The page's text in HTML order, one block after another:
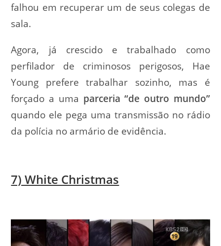
falhou em recuperar um de seus colegas de
sala.
Agora, já crescido e trabalhado como
perfilador de criminosos perigosos, Hae
Young prefere trabalhar sozinho, mas é
forçado a uma parceria “de outro mundo”
quando ele pega uma transmissão no rádio
da polícia no armário de evidência.
7) White Christmas